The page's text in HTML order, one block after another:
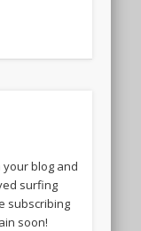
blog and
surfing
subscribing
soon!